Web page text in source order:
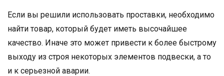
Если вы решили использовать проставки, необходимо
найти товар, который будет иметь высочайшее
качество. Иначе это может привести к более быстрому
выходу из строя некоторых элементов подвески, а то
и к серьезной аварии.